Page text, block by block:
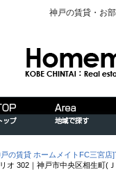
神戸の賃貸・お
の賃貸 ホームメイトFC三宮店
オ 302｜神戸市中央区相生町(